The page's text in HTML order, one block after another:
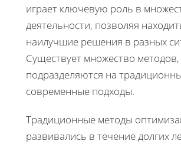
играет ключевую роль в
деятельности, позволяя
наилучшие решения в разных
Существует множество
подразделяются на
современные подходы.
Традиционные методы
развивались в течение долгих